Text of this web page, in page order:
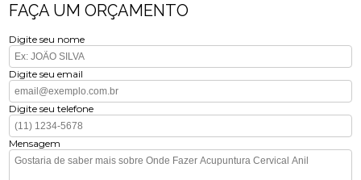
FAÇA UM ORÇAMENTO
Digite seu nome
Digite seu email
Digite seu telefone
Mensagem